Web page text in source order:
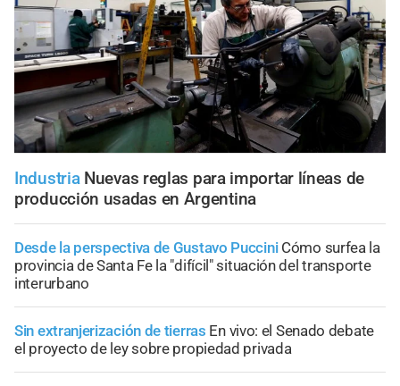
Industria Nuevas reglas para importar líneas de
producción usadas en Argentina
Desde la perspectiva de Gustavo Puccini Cómo surfea la
provincia de Santa Fe la "difícil" situación del transporte
interurbano
Sin extranjerización de tierras En vivo: el Senado debate
el proyecto de ley sobre propiedad privada